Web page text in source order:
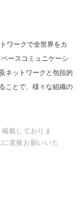
ワークで全世界をカ
ースコミュニケーシ
ネットワークと包括的
ことで、様々な組織の
載しておりま
直接お願いいた